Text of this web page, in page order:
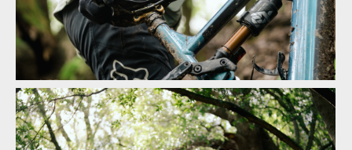
WTB Devo with Pickup - každé správné sedátko má na konci
držátko